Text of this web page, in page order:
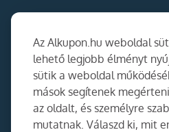
Az Alkupon.hu weboldal
lehető legjobb élményt
sütik a weboldal
mások segítenek
az oldalt, és személyre
mutatnak. Válaszd ki, mit